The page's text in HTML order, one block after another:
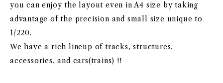
you can enjoy the layout even in A4 size by taking
advantage of the precision and small size unique to
1/220.
We have a rich lineup of tracks, structures,
accessories, and cars(trains) !!